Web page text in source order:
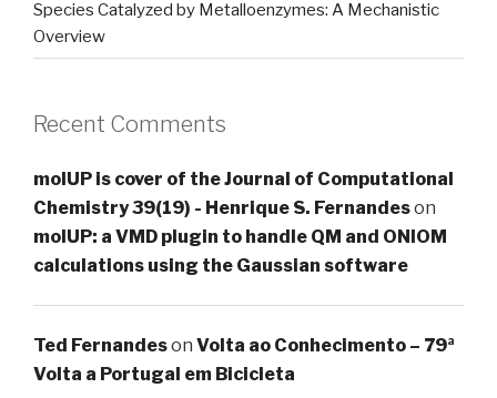
Species Catalyzed by Metalloenzymes: A Mechanistic
Overview
Recent Comments
molUP is cover of the Journal of Computational
Chemistry 39(19) - Henrique S. Fernandeson
molUP: a VMD plugin to handle QM and ONIOM
calculations using the Gaussian software
Ted Fernandeson Volta ao Conhecimento – 79ª
Volta a Portugal em Bicicleta